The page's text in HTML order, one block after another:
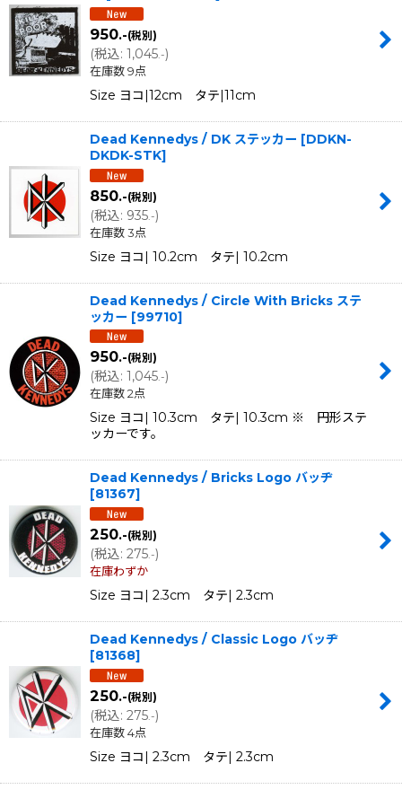
950.-(税別)
(税込: 1,045 .-)
在庫数 9点
Size ヨコ|12cm タテ|11cm
Dead Kennedys / DK ステッカー [DDKN-
DKDK-STK]
850.-(税別)
(税込: 935 .-)
在庫数 3点
Size ヨコ| 10.2cm タテ| 10.2cm
Dead Kennedys / Circle With Bricks ステ
ッカー [99710]
950.-(税別)
(税込: 1,045.-)
在庫数 2点
Size ヨコ| 10.3cm タテ| 10.3cm ※ 円形ステ
ッカーです。
Dead Kennedys / Bricks Logo バッヂ
[81367]
250.-(税別)
(税込: 275 .-)
在庫わずか
Size ヨコ| 2.3cm タテ| 2.3cm
Dead Kennedys / Classic Logo バッヂ
[81368]
250.-(税別)
(税込: 275 .-)
在庫数 4点
Size ヨコ| 2.3cm タテ| 2.3cm